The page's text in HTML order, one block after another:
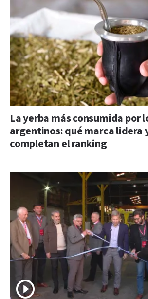
La yerba más consumida por
argentinos: qué marca lidera
completan el ranking